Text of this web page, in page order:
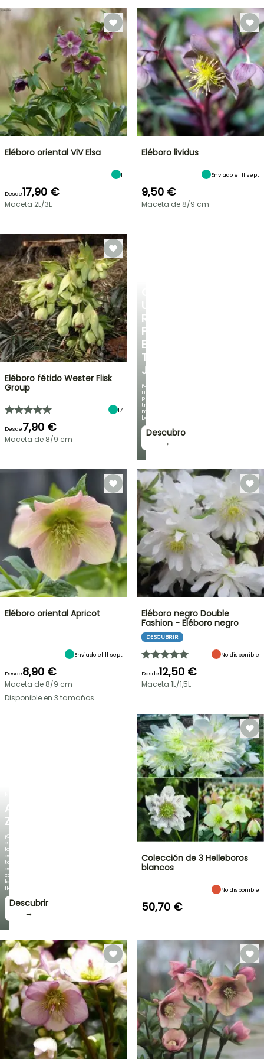
UN
RINCÓN
FRESCO
EN
TU
JARDÍN
¡Con
nuestras
plantas
trepadoras
más
bonitas!
Descubro
→
AGAPANTHUS
ZAMBEZI
¡Cuando
el
follaje
es
tan
espectacular
como
la
floración!
Descubrir
→
Eléboro oriental ViV Elsa
1
Desde17,90 €
Maceta 2L/3L
Eléboro lividus
Enviado el 11 sept
9,50 €
Maceta de 8/9 cm
Eléboro fétido Wester Flisk
Group
17
Desde7,90 €
Maceta de 8/9 cm
Eléboro oriental Apricot
Enviado el 11 sept
Desde8,90 €
Maceta de 8/9 cm
Disponible en 3 tamaños
Eléboro negro Double
Fashion - Eléboro negro
DESCUBRIR
No disponible
Desde12,50 €
Maceta 1L/1,5L
Colección de 3 Helleboros
blancos
No disponible
50,70 €